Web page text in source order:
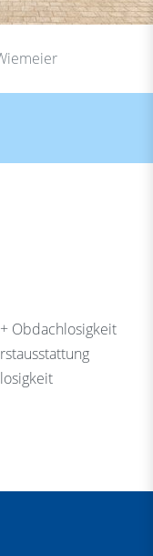
Obdachlosigkeit